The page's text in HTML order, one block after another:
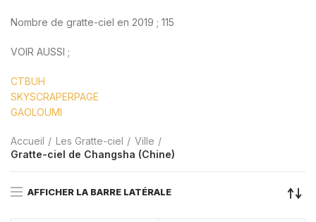
Nombre de gratte-ciel en 2019 ; 115
VOIR AUSSI ;
CTBUH
SKYSCRAPERPAGE
GAOLOUMI
Accueil Les Gratte-ciel
Ville
Gratte-ciel de Changsha (Chine)
AFFICHER LA BARRE LATÉRALE